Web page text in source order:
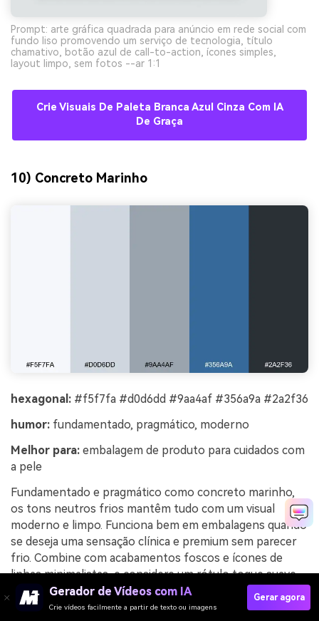
Prompt: arte gráfica quadrada para anúncio em rede social com
fundo liso promovendo um serviço de tecnologia, título
chamativo, botão azul de call-to-action, ícones simples,
layout limpo, sem fotos --ar 1:1
Crie Visuais De Paleta Branca Azul Cinza Com IA
De Graça
10) Concreto Marinho
hexagonal: #f5f7fa #d0d6dd #9aa4af #356a9a #2a2f36
humor: fundamentado, pragmático, moderno
Melhor para: embalagem de produto para cuidados com
a pele
Fundamentado e pragmático como concreto marinho,
os tons neutros frios mantêm tudo com um visual
moderno e limpo. Funciona bem em embalagens quando
se deseja uma sensação clínica e premium sem parecer
frio. Combine com acabamentos foscos e ícones de
linhas minimalistas, e considere um rótulo toque suave
para adicionar calor. Dica de uso: coloque o azul mais
forte em um pequeno selo ou badge para transmitir
Gerador de Vídeos com IA
Crie vídeos facilmente a partir de texto ou imagens
Gerar agora